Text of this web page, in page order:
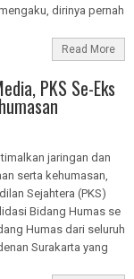
dirinya pernah
Read More
PKS Se-Eks
jaringan dan
serta kehumasan,
Sejahtera (PKS)
Bidang Humas se
Humas dari seluruh
Surakarta yang